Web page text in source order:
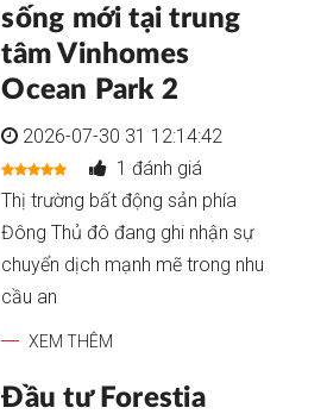
sống mới tại trung
tâm Vinhomes
Ocean Park 2
2026-07-30 31 12:14:42
1 đánh giá
Thị trường bất động sản phía
Đông Thủ đô đang ghi nhận sự
chuyển dịch mạnh mẽ trong nhu
cầu an
XEM THÊM
Đầu tư Forestia